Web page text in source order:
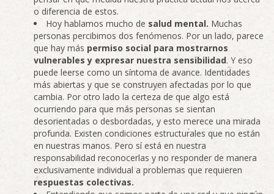
o diferencia de estos.
Hoy hablamos mucho de salud mental. Muchas
personas percibimos dos fenómenos. Por un lado, parece
que hay más permiso social para mostrarnos
vulnerables y expresar nuestra sensibilidad. Y eso
puede leerse como un síntoma de avance. Identidades
más abiertas y que se construyen afectadas por lo que
cambia. Por otro lado la certeza de que algo está
ocurriendo para que más personas se sientan
desorientadas o desbordadas, y esto merece una mirada
profunda. Existen condiciones estructurales que no están
en nuestras manos. Pero sí está en nuestra
responsabilidad reconocerlas y no responder de manera
exclusivamente individual a problemas que requieren
respuestas colectivas.